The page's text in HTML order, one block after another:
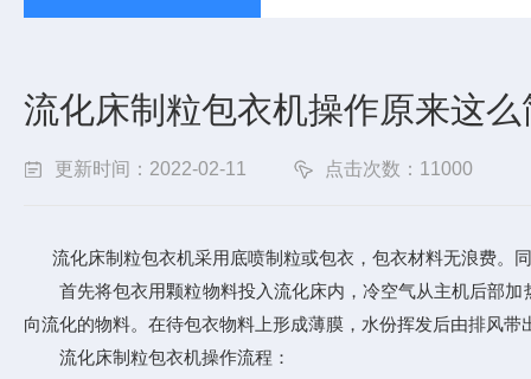
流化床制粒包衣机操作原来这么
更新时间：2022-02-11 点击次数：11000
流化床制粒包衣机采用底喷制粒或包衣，包衣材料无浪费。
首先将包衣用颗粒物料投入流化床内，冷空气从主机后部加
向流化的物料。在待包衣物料上形成薄膜，水份挥发后由排风带
流化床制粒包衣机操作流程：